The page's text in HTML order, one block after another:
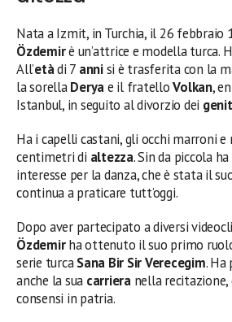
Nata a Izmit, in Turchia, il 26 febbraio
Özdemirè un’attrice e modella turca.
All’etàdi 7 annisi è trasferita con la
la sorellaDeryae il fratelloVolkan,
Istanbul, in seguito al divorzio dei
Ha i capelli castani, gli occhi marroni e
centimetri di altezza. Sin da piccola
interesse per la danza, che è stata il
continua a praticare tutt’oggi.
Dopo aver partecipato a diversi
Özdemirha ottenuto il suo primo
serie turcaSana Bir Sir Verecegim. Ha
anche la sua carrieranella recitazione,
consensi in patria.